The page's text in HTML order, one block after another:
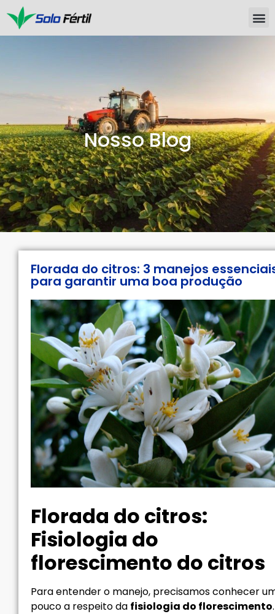
Nosso Blog
Florada do citros: 3 manejos
para garantir uma boa produção
Florada do citros:
Fisiologia do
florescimento do citros
Para entender o manejo, precisamos conhecer
pouco a respeito da fisiologia do florescimento.